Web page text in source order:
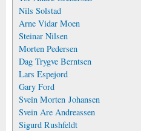
Nils Solstad
Arne Vidar Moen
Steinar Nilsen
Morten Pedersen
Dag Trygve Berntsen
Lars Espejord
Gary Ford
Svein Morten Johansen
Svein Are Andreassen
Sigurd Rushfeldt